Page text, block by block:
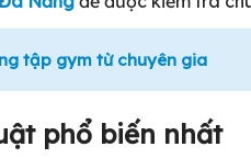
tập gym từ chuyên gia
phổ biến nhất